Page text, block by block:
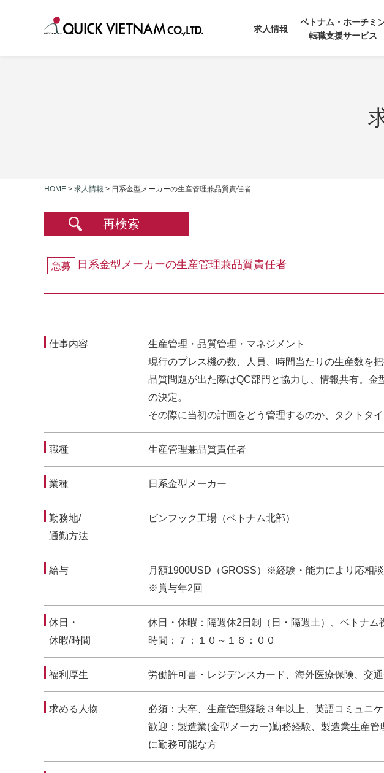
求人情報
ベトナム・ホーチミ
転職支援サービス
HOME > 求人情報 > 日系金型メーカーの生産管理兼品質責任者
再検索
急募 日系金型メーカーの生産管理兼品質責任者
仕事内容
生産管理・品質管理・マネジメント
現行のプレス機の数、人員、時間当たりの生産数を
品質問題が出た際はQC部門と協力し、情報共有。
の決定。
その際に当初の計画をどう管理するのか、タクトタ
職種 生産管理兼品質責任者
業種 日系金型メーカー
勤務地/
通勤方法
ビンフック工場（ベトナム北部）
給与
月額1900USD（GROSS）※経験・能力により応相談
※賞与年2回
休日・
休暇/時間
休日・休暇：隔週休2日制（日・隔週土）、ベトナム
時間：７：１０～１６：００
福利厚生 労働許可書・レジデンスカード、海外医療保険、交
求める人物
必須：大卒、生産管理経験３年以上、英語コミュニ
歓迎：製造業(金型メーカー)勤務経験、製造業生産
に勤務可能な方